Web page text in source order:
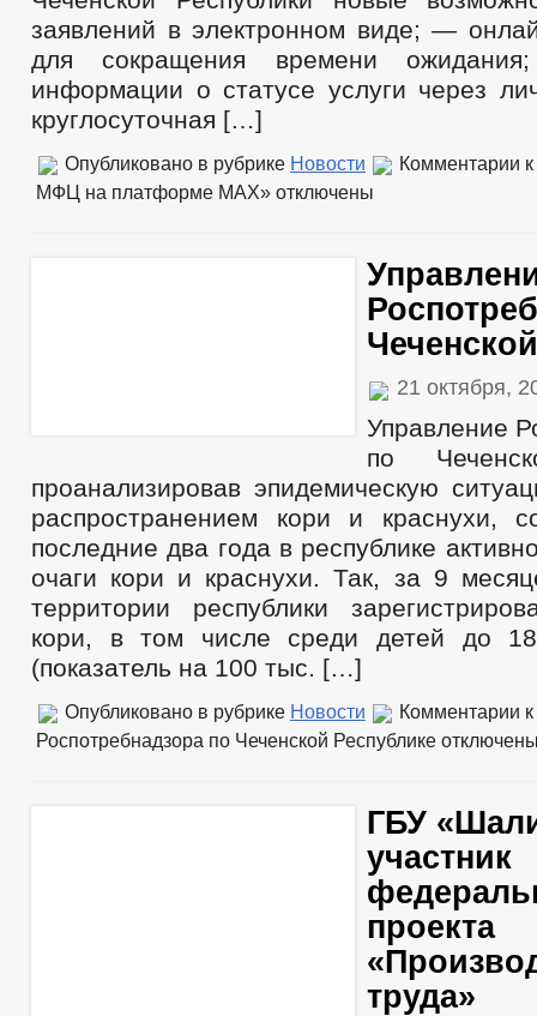
заявлений в электронном виде; —
для сокращения времени
информации о статусе услуги через
круглосуточная […]
Опубликовано в рубрике Новости Комментарии
МФЦ на платформе МАХ» отключены
21 октября,
Управление
по
проанализировав эпидемическую
распространением кори и краснухи,
последние два года в республике
очаги кори и краснухи. Так, за 9
территории республики
кори, в том числе среди детей до
(показатель на 100 тыс. […]
Опубликовано в рубрике Новости Комментарии
Роспотребнадзора по Чеченской Республике
ГБУ
участник
проекта
труда»